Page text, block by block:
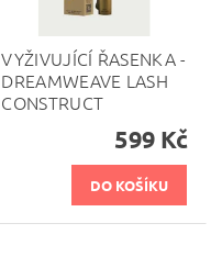
VYŽIVUJÍCÍ ŘASENKA -
DREAMWEAVE LASH
CONSTRUCT
599 Kč